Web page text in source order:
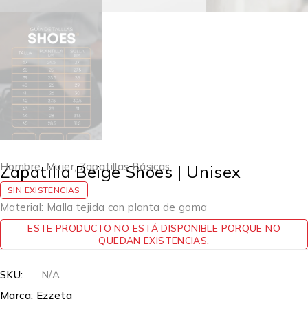
Hombre,Mujer,Zapatillas Básicas
Zapatilla Beige Shoes | Unisex
SIN EXISTENCIAS
Material: Malla tejida con planta de goma
ESTE PRODUCTO NO ESTÁ DISPONIBLE PORQUE NO
QUEDAN EXISTENCIAS.
SKU:
N/A
Marca: Ezzeta